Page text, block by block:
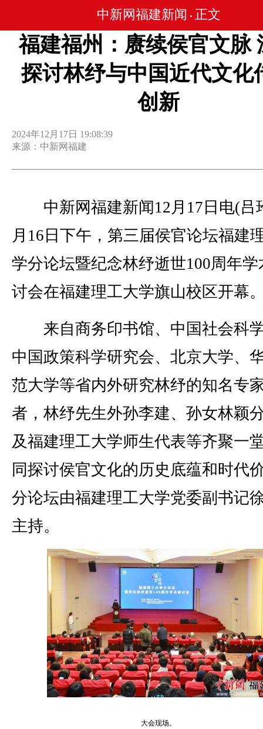
中新网福建新闻 • 正文
福建福州：赓续侯官文脉
探讨林纾与中国近代文化
创新
2024年12月17日 19:08:39
来源：中新网福建
中新网福建新闻12月17日电(吕
月16日下午，第三届侯官论坛福建
学分论坛暨纪念林纾逝世100周年学
讨会在福建理工大学旗山校区开幕
来自商务印书馆、中国社会科
中国政策科学研究会、北京大学、
范大学等省内外研究林纾的知名专
者，林纾先生外孙李建、孙女林颖
及福建理工大学师生代表等齐聚一
同探讨侯官文化的历史底蕴和时代
分论坛由福建理工大学党委副书记
主持。
大会现场。